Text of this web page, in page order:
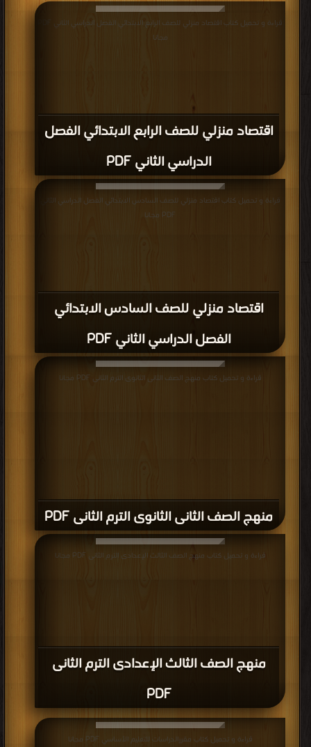
اقتصاد منزلي للصف الرابع الابتدائي الفصل
الدراسي الثاني PDF
مجانا
اقتصاد منزلي للصف السادس الابتدائي
الفصل الدراسي الثاني PDF
قراءة و تحميل كتاب اقتصاد منزلي للصف السادس الابتدائي الفصل الدراسي الثاني
PDF مجانا
منهج الصف الثانى الثانوى الترم الثانى PDF
قراءة و تحميل كتاب منهج الصف الثانى الثانوى الترم الثانى PDF مجانا
منهج الصف الثالث الإعدادى الترم الثانى
PDF
قراءة و تحميل كتاب منهج الصف الثالث الإعدادى الترم الثانى PDF مجانا
قراءة و تحميل كتاب مقررالدراسات للتعليم الأساسي PDF مجانا